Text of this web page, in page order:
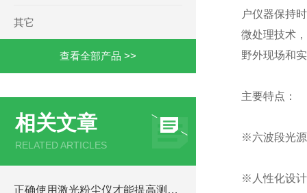
其它
查看全部产品 >>
相关文章
RELATED ARTICLES
正确使用激光粉尘仪才能提高测量数据的可靠性
户仪器保持
微处理技术
野外现场和
主要特点：
※六波段光
※人性化设